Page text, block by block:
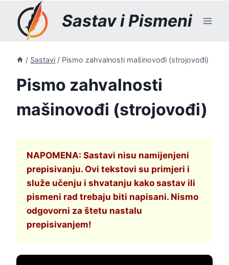
content
Sastav i Pismeni
/ Sastavi / Pismo zahvalnosti mašinovođi (strojovođi)
Pismo zahvalnosti
mašinovođi (strojovođi)
NAPOMENA: Sastavi nisu namijenjeni
prepisivanju. Ovi tekstovi su primjeri i
služe učenju i shvatanju kako sastav ili
pismeni rad trebaju biti napisani. Nismo
odgovorni za štetu nastalu
prepisivanjem!